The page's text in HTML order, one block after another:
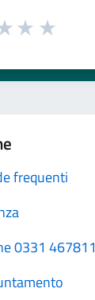
frequenti
0331 467811